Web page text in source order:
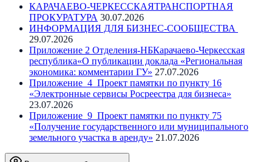
КАРАЧАЕВО-ЧЕРКЕССКАЯТРАНСПОРТНАЯ
ПРОКУРАТУРА 30.07.2026
ИНФОРМАЦИЯ ДЛЯ БИЗНЕС-СООБЩЕСТВА
29.07.2026
Приложение 2 Отделения-НБКарачаево-Черкесская
республика«О публикации доклада «Региональная
экономика: комментарии ГУ» 27.07.2026
Приложение_4_Проект памятки по пункту 16
«Электронные сервисы Росреестра для бизнеса»
23.07.2026
Приложение_9_Проект памятки по пункту 75
«Получение государственного или муниципального
земельного участка в аренду» 21.07.2026